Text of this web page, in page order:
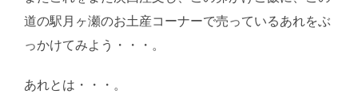
道の駅月ヶ瀬のお土産コーナーで売っているあれをぶ
っかけてみよう・・・。
あれとは・・・。